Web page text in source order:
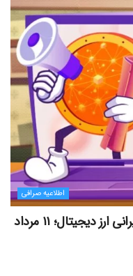
اطلاعیه صرافی
اطلاعیه و اتفاقات مهم صرافی‌های ایرانی ارز دیجیتال؛ ۱۱ مرداد